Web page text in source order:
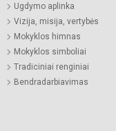
Ugdymo aplinka
Vizija, misija, vertybės
Mokyklos himnas
Mokyklos simboliai
Tradiciniai renginiai
Bendradarbiavimas